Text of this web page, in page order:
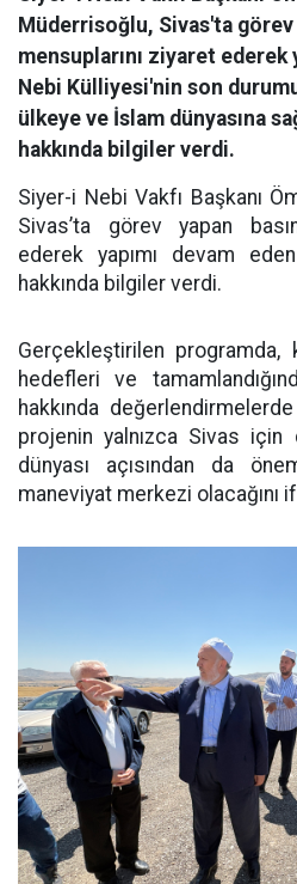
Müderrisoğlu, Sivas'ta görev
mensuplarını ziyaret ederek
Nebi Külliyesi'nin son
ülkeye ve İslam dünyasına
hakkında bilgiler verdi.
Siyer-i Nebi Vakfı Başkanı
Sivas’ta görev yapan
ederek yapımı devam
hakkında bilgiler verdi.
Gerçekleştirilen programda,
hedefleri ve
hakkında
projenin yalnızca Sivas
dünyası açısından da
maneviyat merkezi olacağını